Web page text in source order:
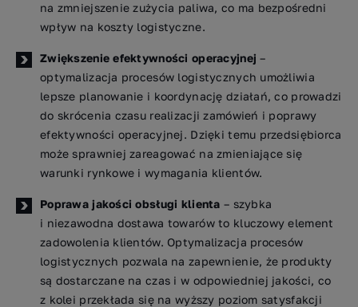
na zmniejszenie zużycia paliwa, co ma bezpośredni
wpływ na koszty logistyczne.
Zwiększenie efektywności operacyjnej–
optymalizacja procesów logistycznych umożliwia
lepsze planowanie i koordynację działań, co prowadzi
do skrócenia czasu realizacji zamówień i poprawy
efektywności operacyjnej. Dzięki temu przedsiębiorca
może sprawniej zareagować na zmieniające się
warunki rynkowe i wymagania klientów.
Poprawa jakości obsługi klienta – szybka
i niezawodna dostawa towarów to kluczowy element
zadowolenia klientów. Optymalizacja procesów
logistycznych pozwala na zapewnienie, że produkty
są dostarczane na czas i w odpowiedniej jakości, co
z kolei przekłada się na wyższy poziom satysfakcji